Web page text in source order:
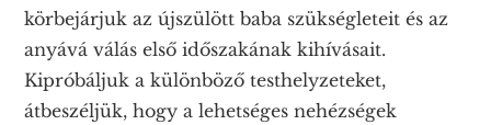
körbejárjuk az újszülött baba szükségleteit és az
anyává válás első időszakának kihívásait.
Kipróbáljuk a különböző testhelyzeteket,
átbeszéljük, hogy a lehetséges nehézségek